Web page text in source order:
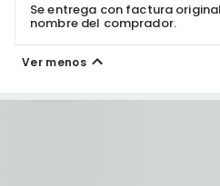
Se entrega con factura
nombre del comprador.
Ver menos